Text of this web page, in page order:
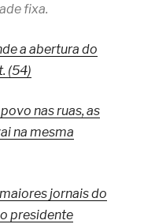
fixa.
a abertura do
(54)
nas ruas, as
na mesma
jornais do
presidente